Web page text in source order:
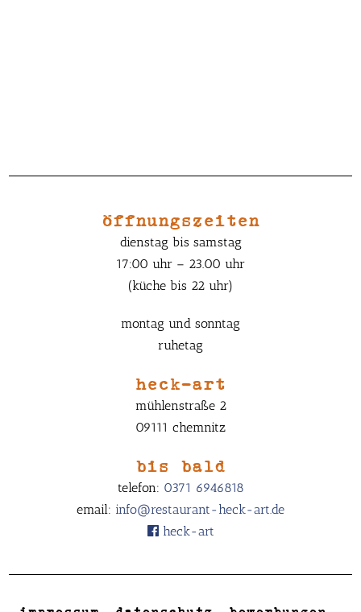
öffnungszeiten
dienstag bis samstag
17:00 uhr – 23.00 uhr
(küche bis 22 uhr)
montag und sonntag
ruhetag
heck-art
mühlenstraße 2
09111 chemnitz
bis bald
telefon: 0371 6946818
email: info@restaurant-heck-art.de
heck-art